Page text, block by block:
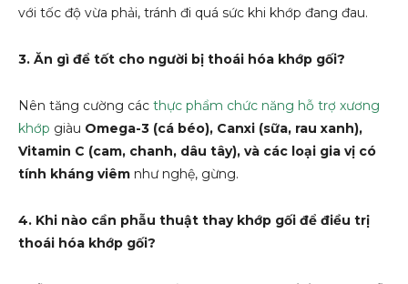
với tốc độ vừa phải, tránh đi quá sức khi khớp đang đau.
3. Ăn gì để tốt cho người bị thoái hóa khớp gối?
Nên tăng cường các thực phẩm chức năng hỗ trợ xương
khớp giàu Omega-3 (cá béo), Canxi (sữa, rau xanh),
Vitamin C (cam, chanh, dâu tây), và các loại gia vị có
tính kháng viêm như nghệ, gừng.
4. Khi nào cần phẫu thuật thay khớp gối để điều trị
thoái hóa khớp gối?